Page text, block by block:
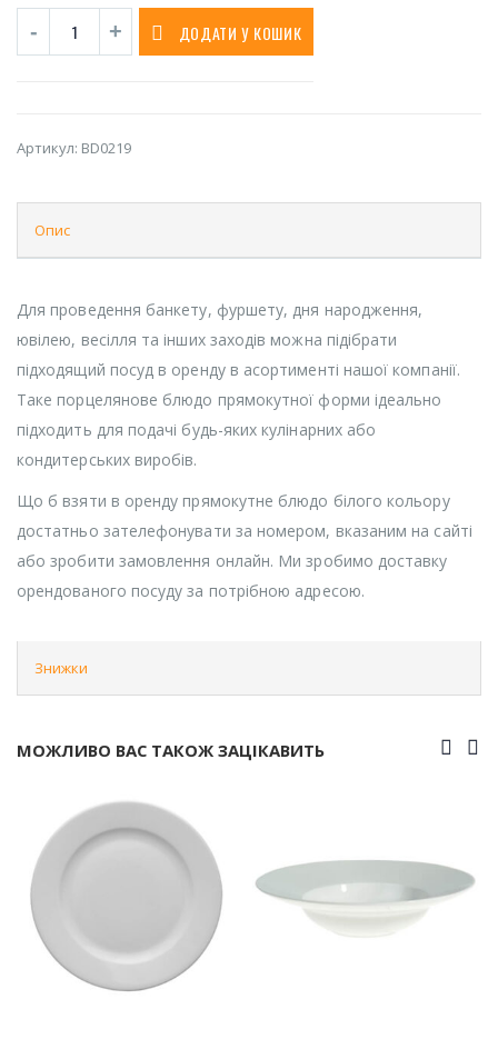
ДОДАТИ У КОШИК
Артикул: BD0219
Опис
Для проведення банкету, фуршету, дня народження,
ювілею, весілля та інших заходів можна підібрати
підходящий посуд в оренду в асортименті нашої компанії.
Таке порцелянове блюдо прямокутної форми ідеально
підходить для подачі будь-яких кулінарних або
кондитерських виробів.
Що б взяти в оренду прямокутне блюдо білого кольору
достатньо зателефонувати за номером, вказаним на сайті
або зробити замовлення онлайн. Ми зробимо доставку
орендованого посуду за потрібною адресою.
Знижки
МОЖЛИВО ВАС ТАКОЖ ЗАЦІКАВИТЬ